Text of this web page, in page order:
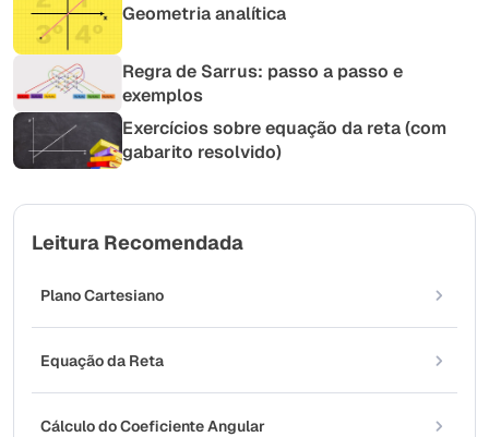
Geometria analítica
Regra de Sarrus: passo a passo e
exemplos
Exercícios sobre equação da reta (com
gabarito resolvido)
Leitura Recomendada
Plano Cartesiano
Equação da Reta
Cálculo do Coeficiente Angular